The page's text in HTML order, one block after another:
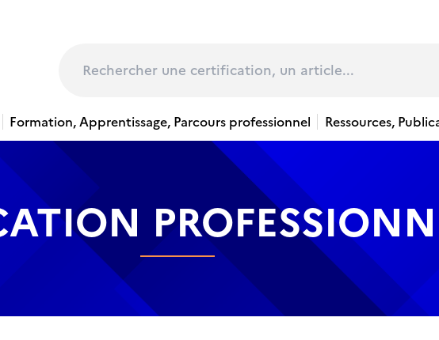
Formation, Apprentissage, Parcours professionnel Ressources,